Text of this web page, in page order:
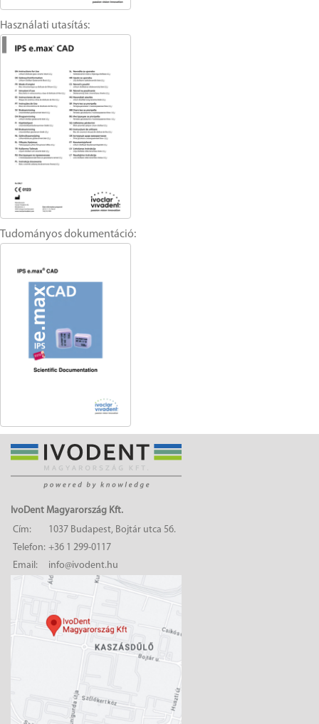
Használati utasítás:
Tudományos dokumentáció:
IvoDent Magyarország Kft.
Cím:
1037 Budapest, Bojtár utca 56.
Telefon: +36 1 299-0117
Email:
info@ivodent.hu